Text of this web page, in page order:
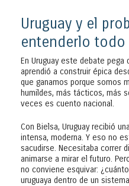
Uruguay y el
entenderlo todo
En Uruguay este debate
aprendió a construir épica
que ganamos porque somos
humildes, más tácticos, más
veces es cuento nacional.
Con Bielsa, Uruguay recibió
intensa, moderna. Y eso no
sacudirse. Necesitaba correr
animarse a mirar el futuro.
no conviene esquivar:
uruguaya dentro de un